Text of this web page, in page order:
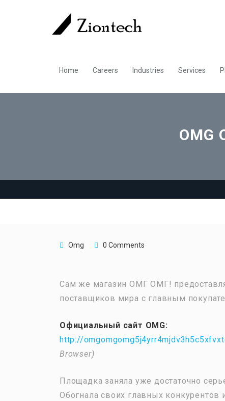
Home Careers Industries Services
OMG
Omg 0 Comments
Сам же магазин ОМГ ОМГ!
поставщиков мира с главным
Официальный сайт OMG:
http://
Browser)
Площадка заняла уже достаточно
Обогнала своих главных конкурентов